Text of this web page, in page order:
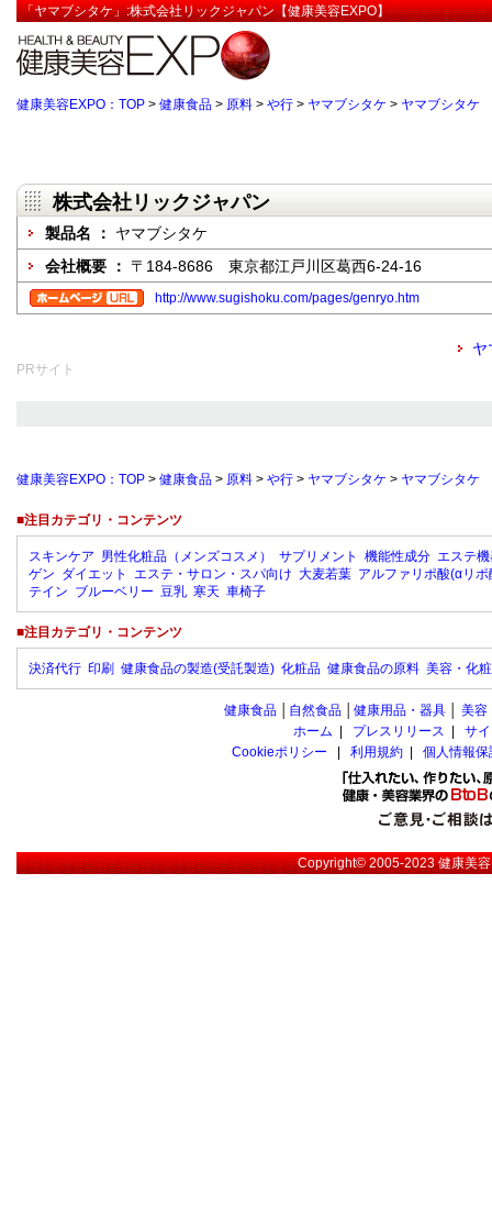
「ヤマブシタケ」:株式会社リックジャパン【健康美容EXPO】
健康美容EXPO：TOP > 健康食品 > 原料 > や行 > ヤマブシタケ > ヤマブシタケ
株式会社リックジャパン
製品名 ： ヤマブシタケ
会社概要 ： 〒184-8686 東京都江戸川区葛西6-24-16
http://www.sugishoku.com/pages/genryo.htm
ヤ
PRサイト
健康美容EXPO：TOP > 健康食品 > 原料 > や行 > ヤマブシタケ > ヤマブシタケ
■注目カテゴリ・コンテンツ
スキンケア 男性化粧品（メンズコスメ） サプリメント 機能性成分 エステ
ゲン ダイエット エステ・サロン・スパ向け 大麦若葉 アルファリポ酸(αリポ
テイン ブルーベリー 豆乳 寒天 車椅子
■注目カテゴリ・コンテンツ
決済代行 印刷 健康食品の製造(受託製造) 化粧品 健康食品の原料 美容・化
健康食品 自然食品 健康用品・器具 美容
ホーム
プレスリリース
サ
Cookieポリシー
利用規約 個人情報
Copyright© 2005-2023健康美